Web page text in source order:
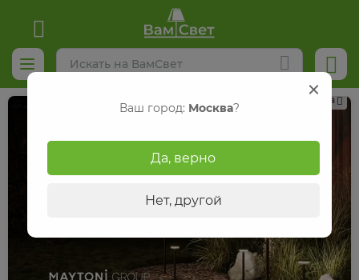
Реклама
Ваш город: Москва?
Да, верно
Нет, другой